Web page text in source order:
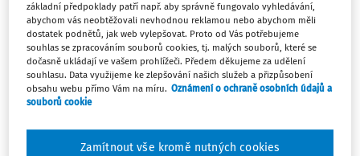
Platný od :01.09.2020
Paragrafové znění
Sledovat předpis
Hledat v textu předpisu
základní předpoklady patří např. aby správně fungovalo vyhledávání,
abychom vás neobtěžovali nevhodnou reklamou nebo abychom měli
dostatek podnětů, jak web vylepšovat. Proto od Vás potřebujeme
souhlas se zpracováním souborů cookies, tj. malých souborů, které se
dočasně ukládají ve vašem prohlížeči. Předem děkujeme za udělení
souhlasu. Data využijeme ke zlepšování našich služeb a přizpůsobení
obsahu webu přímo Vám na míru. Oznámení o ochraně osobních údajů a
souborů cookie
Zamítnout vše kromě nutných cookies